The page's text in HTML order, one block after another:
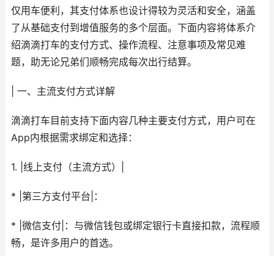
仅用车便利，其支付体系也设计得较为灵活和安全，涵盖
了从基础支付到增值服务的多个层面。下面内容将体系介
绍滴滴打车的支付方式、操作流程、注意事项及常见难
题，助无论兄弟们顺畅完成每次出行结算。
| 一、主流支付方式详解
滴滴打车目前支持下面内容几种主要支付方式，用户可在
App内根据需求绑定和选择：
1. |线上支付（主流方式）|
* |第三方支付平台|：
* |微信支付|：与微信钱包或绑定银行卡直接扣款，流程顺
畅，是许多用户的首选。